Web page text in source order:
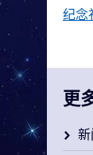
纪念
更
新